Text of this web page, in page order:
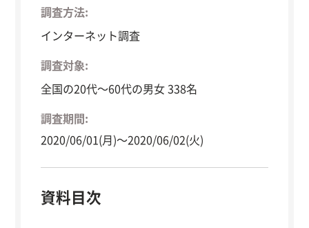
調査方法:
インターネット調査
調査対象:
全国の20代〜60代の男女 338名
調査期間:
2020/06/01(月)〜2020/06/02(火)
資料目次